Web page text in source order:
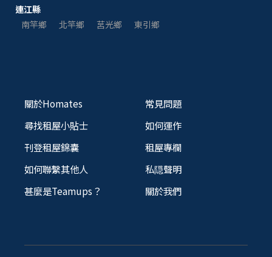
連江縣
南竿鄉
北竿鄉 莒光鄉 東引鄉
關於Homates
尋找租屋小貼士
刊登租屋錦囊
如何聯繫其他人
甚麼是Teamups？
常見問題
如何運作
租屋專欄
私隠聲明
關於我們